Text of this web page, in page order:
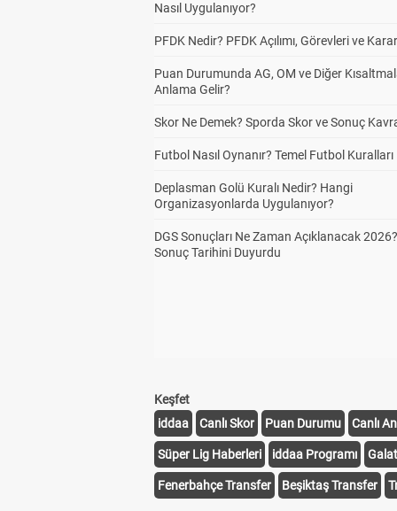
Nasıl Uygulanıyor?
PFDK Nedir? PFDK Açılımı, Görevleri ve
Puan Durumunda AG, OM ve Diğer
Anlama Gelir?
Skor Ne Demek? Sporda Skor ve Sonuç
Futbol Nasıl Oynanır? Temel Futbol Kuralları
Deplasman Golü Kuralı Nedir? Hangi
Organizasyonlarda Uygulanıyor?
DGS Sonuçları Ne Zaman Açıklanacak
Sonuç Tarihini Duyurdu
Keşfet
iddaa
Canlı Skor Puan Durumu Canlı
Süper Lig Haberleri iddaa Programı
Fenerbahçe Transfer Beşiktaş Transfer